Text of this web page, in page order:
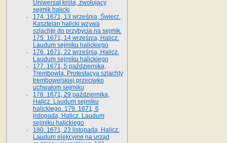
Uniwersał króla, zwołujący
sejmik halicki
174. 1671, 13 września, Świerz.
Kasztelan halicki wzywa
szlachtę do przybycia na sejmik.
175. 1671, 14 września, Halicz.
Laudum sejmiku halickiego
176. 1671, 22 września, Halicz.
Laudum sejmiku halickiego
177. 1671, 5 października,
Trembowla. Protestacya szlachty
trembowelskiej przeciwko
uchwałom sejmiku
178. 1671, 29 października,
Halicz. Laudum sejmiku
halickiego. 179. 1671, 6
listopada, Halicz. Laudum
sejmiku halickiego
180. 1671, 23 listopada, Halicz.
Laudum elekcyjne na urząd